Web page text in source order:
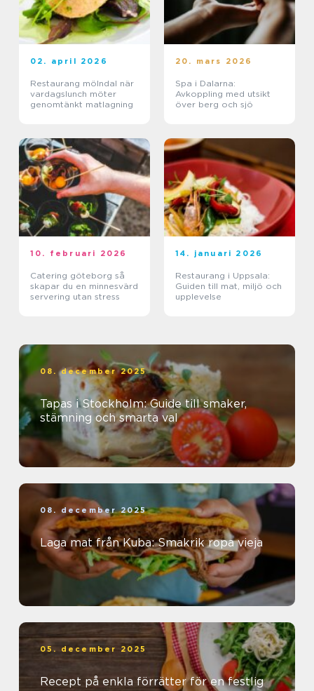
02. april 2026
Restaurang mölndal när
vardagslunch möter
genomtänkt matlagning
20. mars 2026
Spa i Dalarna:
Avkoppling med utsikt
över berg och sjö
10. februari 2026
Catering göteborg så
skapar du en minnesvärd
servering utan stress
14. januari 2026
Restaurang i Uppsala:
Guiden till mat, miljö och
upplevelse
08. december 2025
Tapas i Stockholm: Guide till smaker,
stämning och smarta val
08. december 2025
Laga mat från Kuba: Smakrik ropa vieja
05. december 2025
Recept på enkla förrätter för en festlig